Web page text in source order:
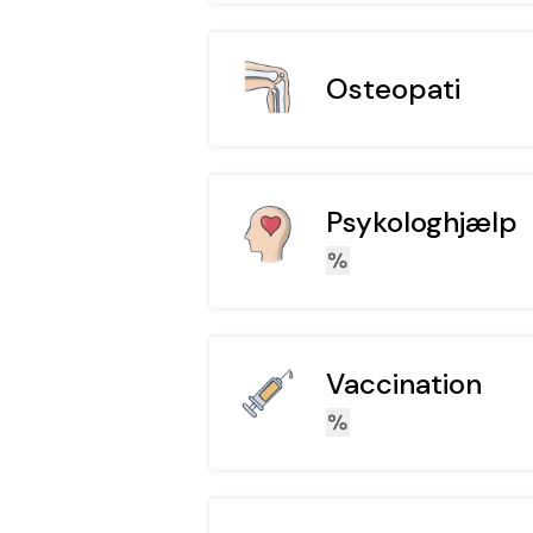
Osteopati
Psykologhjælp
Vaccination